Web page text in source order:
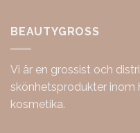
BEAUTYGROSS
Vi är en grossist och
skönhetsprodukter inom
kosmetika.